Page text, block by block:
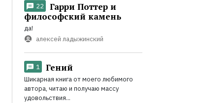
22
Гарри Поттер и
философский камень
да!
алексей ладыжинский
1 Гений
Шикарная книга от моего любимого
автора, читаю и получаю массу
удовольствия...